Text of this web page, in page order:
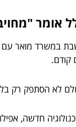
אומר
במשרד מואר עם
קודם.
לא הסתפק רק
חדשה,